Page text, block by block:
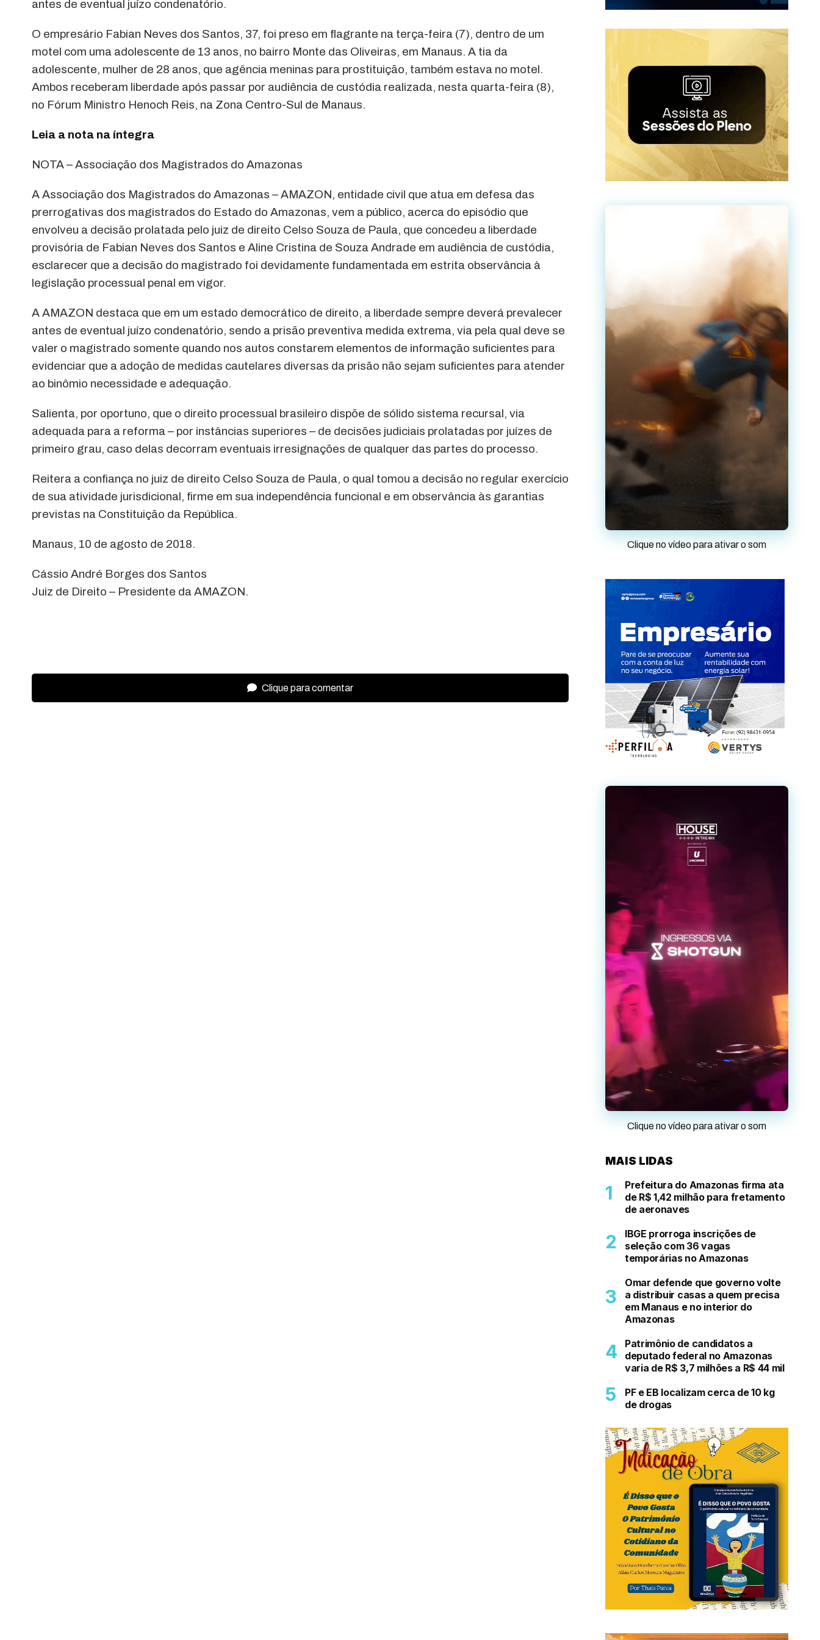
antes de eventual juízo condenatório.
O empresário Fabian Neves dos Santos, 37, foi preso em flagrante na terça-feira (7), dentro de um
motel com uma adolescente de 13 anos, no bairro Monte das Oliveiras, em Manaus. A tia da
adolescente, mulher de 28 anos, que agência meninas para prostituição, também estava no motel.
Ambos receberam liberdade após passar por audiência de custódia realizada, nesta quarta-feira (8),
no Fórum Ministro Henoch Reis, na Zona Centro-Sul de Manaus.
Leia a nota na íntegra
NOTA – Associação dos Magistrados do Amazonas
A Associação dos Magistrados do Amazonas – AMAZON, entidade civil que atua em defesa das
prerrogativas dos magistrados do Estado do Amazonas, vem a público, acerca do episódio que
envolveu a decisão prolatada pelo juiz de direito Celso Souza de Paula, que concedeu a liberdade
provisória de Fabian Neves dos Santos e Aline Cristina de Souza Andrade em audiência de custódia,
esclarecer que a decisão do magistrado foi devidamente fundamentada em estrita observância à
legislação processual penal em vigor.
A AMAZON destaca que em um estado democrático de direito, a liberdade sempre deverá prevalecer
antes de eventual juízo condenatório, sendo a prisão preventiva medida extrema, via pela qual deve se
valer o magistrado somente quando nos autos constarem elementos de informação suficientes para
evidenciar que a adoção de medidas cautelares diversas da prisão não sejam suficientes para atender
ao binômio necessidade e adequação.
Salienta, por oportuno, que o direito processual brasileiro dispõe de sólido sistema recursal, via
adequada para a reforma – por instâncias superiores – de decisões judiciais prolatadas por juízes de
primeiro grau, caso delas decorram eventuais irresignações de qualquer das partes do processo.
Reitera a confiança no juiz de direito Celso Souza de Paula, o qual tomou a decisão no regular exercício
de sua atividade jurisdicional, firme em sua independência funcional e em observância às garantias
previstas na Constituição da República.
Manaus, 10 de agosto de 2018.
Cássio André Borges dos Santos
Juiz de Direito – Presidente da AMAZON.
Clique para comentar
Clique no vídeo para ativar o som
Clique no vídeo para ativar o som
MAIS LIDAS
Prefeitura do Amazonas firma ata
de R$ 1,42 milhão para fretamento
de aeronaves
IBGE prorroga inscrições de
seleção com 36 vagas
temporárias no Amazonas
Omar defende que governo volte
a distribuir casas a quem precisa
em Manaus e no interior do
Amazonas
Patrimônio de candidatos a
deputado federal no Amazonas
varia de R$ 3,7 milhões a R$ 44 mil
PF e EB localizam cerca de 10 kg
de drogas